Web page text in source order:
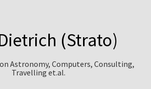
(Strato)
Astronomy, Computers, Consulting,
Travelling et.al.